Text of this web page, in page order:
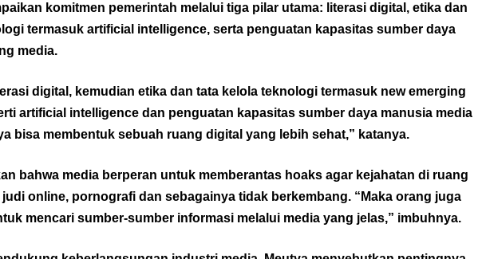
komitmen pemerintah melalui tiga pilar utama: literasi digital, etika dan
termasuk artificial intelligence, serta penguatan kapasitas sumber daya
media.
digital, kemudian etika dan tata kelola teknologi termasuk new emerging
artificial intelligence dan penguatan kapasitas sumber daya manusia media
bisa membentuk sebuah ruang digital yang lebih sehat,” katanya.
bahwa media berperan untuk memberantas hoaks agar kejahatan di ruang
online, pornografi dan sebagainya tidak berkembang. “Maka orang juga
mencari sumber-sumber informasi melalui media yang jelas,” imbuhnya.